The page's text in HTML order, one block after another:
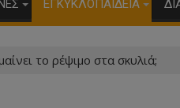
ΕΓΚΥΚΛΟΠΑΙΔΕΙΑ
το ρέψιμο στα σκυλιά;